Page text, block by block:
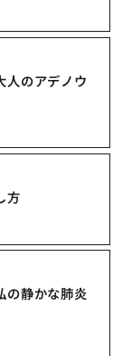
人のアデノウ
方
の静かな肺炎